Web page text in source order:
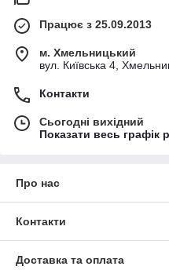
Працює з 25.09.2013
м. Хмельницький
вул. Київська 4,
Контакти
Сьогодні вихідний
Показати весь графік
Про нас
Контакти
Доставка та оплата